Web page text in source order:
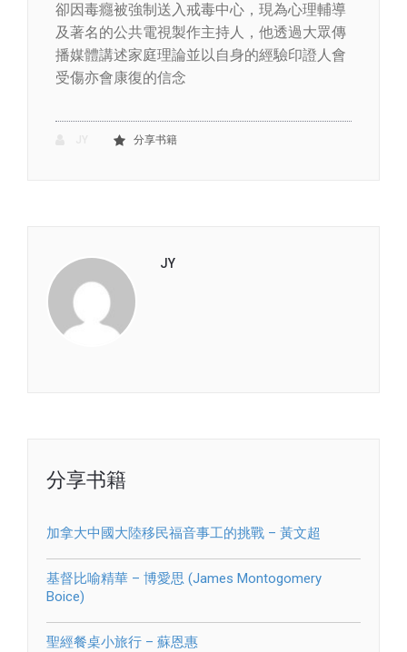
卻因毒癮被強制送入戒毒中心，現為心理輔導
及著名的公共電視製作主持人，他透過大眾傳
播媒體講述家庭理論並以自身的經驗印證人會
受傷亦會康復的信念
分享书籍
JY
分享书籍
加拿大中國大陸移民福音事工的挑戰 – 黃文超
基督比喻精華 – 博愛思 (James Montogomery
Boice)
聖經餐桌小旅行 – 蘇恩惠